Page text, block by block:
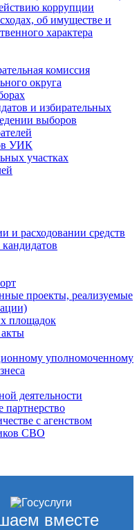
коррупции
об имуществе и
характера
комиссия
округа
и избирательных
выборов
УИК
участках
и расходовании средств
проекты, реализуемые
площадок
уполномоченному
деятельности
с агенством
СВО
вместе